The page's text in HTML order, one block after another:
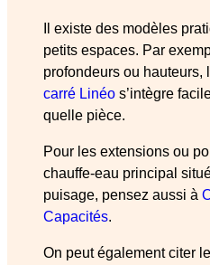
Il existe des modèles
petits espaces. Par
profondeurs ou hauteurs,
carré Linéo s’intègre
quelle pièce.
Pour les extensions ou
chauffe-eau principal
puisage, pensez aussi à
Capacités.
On peut également citer